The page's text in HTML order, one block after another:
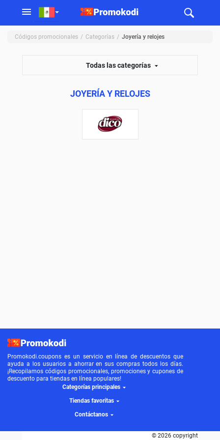
Códigos promocionales Categorías Joyería y relojes
Todas las categorías
JOYERÍA Y RELOJES
Promokodi.coupons es un servicio en línea de descuentos que
ayuda a los usuarios a ahorrar en sus compras todos los días.
¡Recopilamos códigos promocionales, promociones y cupones de
descuento para tiendas en línea populares!
Categorías principales
Tiendas favoritas
Contáctanos
© 2026 copyright